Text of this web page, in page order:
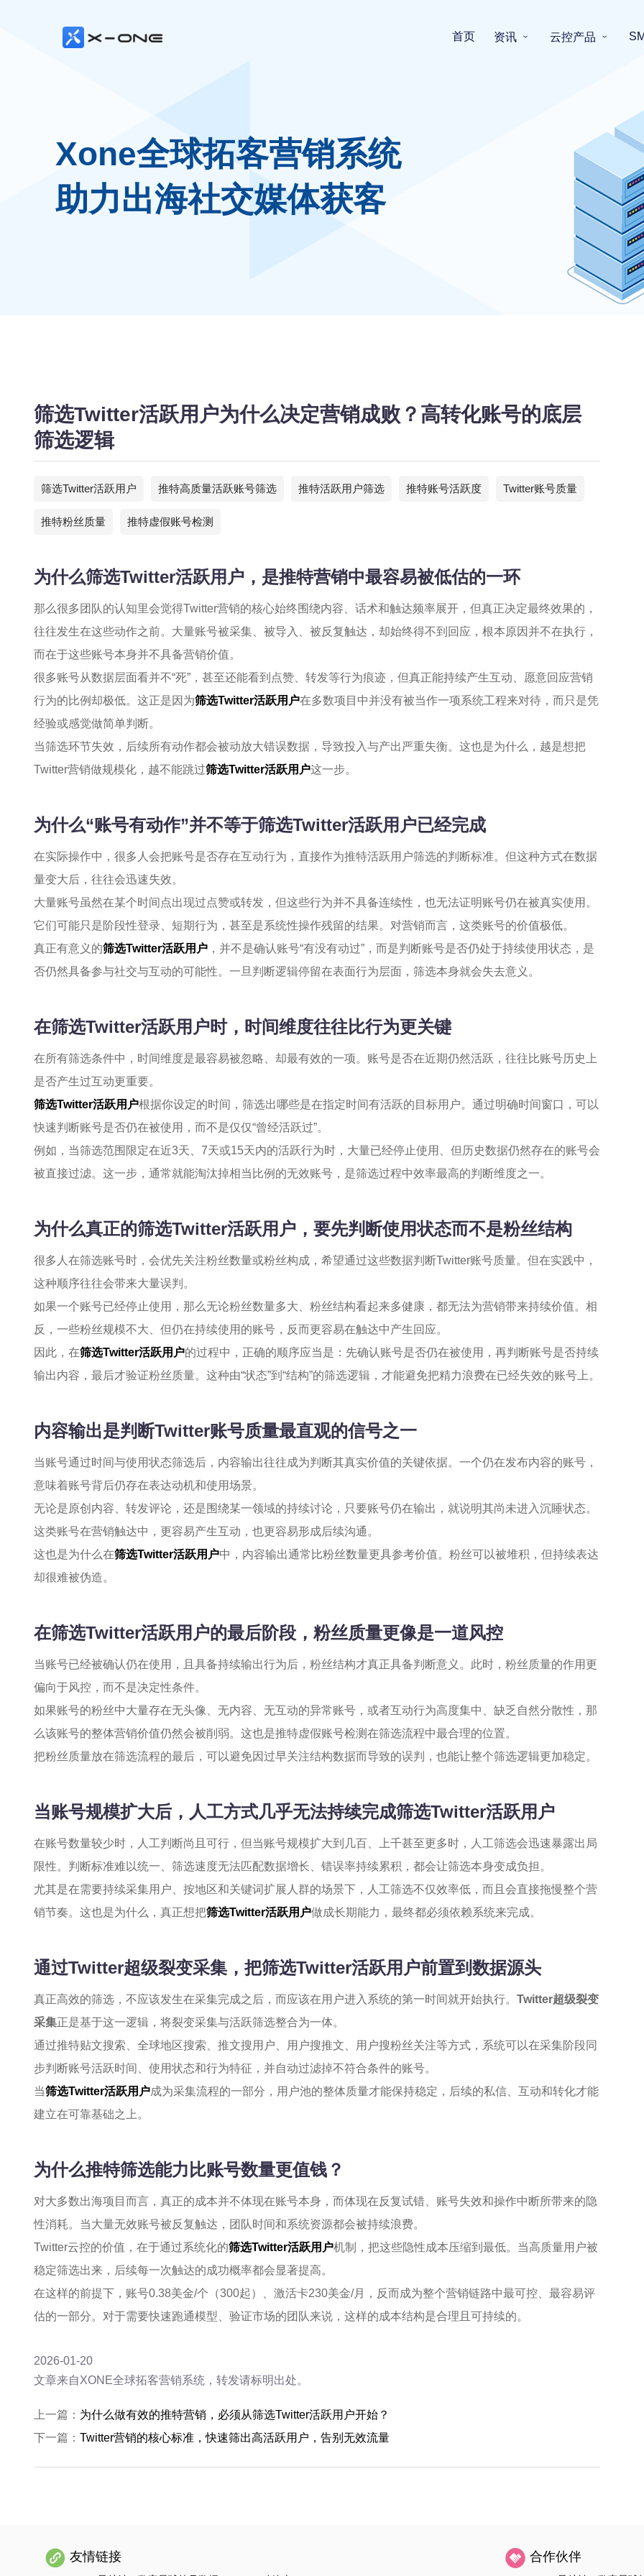
首页 资讯 云控产品
Xone全球拓客营销系统
助力出海社交媒体获客
筛选Twitter活跃用户为什么决定营销成败？高转化账号的底层
筛选逻辑
筛选Twitter活跃用户 推特高质量活跃账号筛选 推特活跃用户筛选 推特账号活跃度 Twitter账号质量
推特粉丝质量 推特虚假账号检测
为什么筛选Twitter活跃用户，是推特营销中最容易被低估的一环
那么很多团队的认知里会觉得Twitter营销的核心始终围绕内容、话术和触达频率展开，但真正决定最终效果的，
往往发生在这些动作之前。大量账号被采集、被导入、被反复触达，却始终得不到回应，根本原因并不在执行，
而在于这些账号本身并不具备营销价值。
很多账号从数据层面看并不“死”，甚至还能看到点赞、转发等行为痕迹，但真正能持续产生互动、愿意回应营销
行为的比例却极低。这正是因为筛选Twitter活跃用户在多数项目中并没有被当作一项系统工程来对待，而只是凭
经验或感觉做简单判断。
当筛选环节失效，后续所有动作都会被动放大错误数据，导致投入与产出严重失衡。这也是为什么，越是想把
Twitter营销做规模化，越不能跳过筛选Twitter活跃用户这一步。
为什么“账号有动作”并不等于筛选Twitter活跃用户已经完成
在实际操作中，很多人会把账号是否存在互动行为，直接作为推特活跃用户筛选的判断标准。但这种方式在数据
量变大后，往往会迅速失效。
大量账号虽然在某个时间点出现过点赞或转发，但这些行为并不具备连续性，也无法证明账号仍在被真实使用。
它们可能只是阶段性登录、短期行为，甚至是系统性操作残留的结果。对营销而言，这类账号的价值极低。
真正有意义的筛选Twitter活跃用户 ，并不是确认账号“有没有动过”，而是判断账号是否仍处于持续使用状态，是
否仍然具备参与社交与互动的可能性。一旦判断逻辑停留在表面行为层面，筛选本身就会失去意义。
在筛选Twitter活跃用户时，时间维度往往比行为更关键
在所有筛选条件中，时间维度是最容易被忽略、却最有效的一项。账号是否在近期仍然活跃，往往比账号历史上
是否产生过互动更重要。
筛选Twitter活跃用户根据你设定的时间，筛选出哪些是在指定时间有活跃的目标用户。通过明确时间窗口，可以
快速判断账号是否仍在被使用，而不是仅仅“曾经活跃过”。
例如，当筛选范围限定在近3天、7天或15天内的活跃行为时，大量已经停止使用、但历史数据仍然存在的账号会
被直接过滤。这一步，通常就能淘汰掉相当比例的无效账号，是筛选过程中效率最高的判断维度之一。
为什么真正的筛选Twitter活跃用户，要先判断使用状态而不是粉丝结构
很多人在筛选账号时，会优先关注粉丝数量或粉丝构成，希望通过这些数据判断Twitter账号质量。但在实践中，
这种顺序往往会带来大量误判。
如果一个账号已经停止使用，那么无论粉丝数量多大、粉丝结构看起来多健康，都无法为营销带来持续价值。相
反，一些粉丝规模不大、但仍在持续使用的账号，反而更容易在触达中产生回应。
因此，在筛选Twitter活跃用户的过程中，正确的顺序应当是：先确认账号是否仍在被使用，再判断账号是否持续
输出内容，最后才验证粉丝质量。这种由“状态”到“结构”的筛选逻辑，才能避免把精力浪费在已经失效的账号上。
内容输出是判断Twitter账号质量最直观的信号之一
当账号通过时间与使用状态筛选后，内容输出往往成为判断其真实价值的关键依据。一个仍在发布内容的账号，
意味着账号背后仍存在表达动机和使用场景。
无论是原创内容、转发评论，还是围绕某一领域的持续讨论，只要账号仍在输出，就说明其尚未进入沉睡状态。
这类账号在营销触达中，更容易产生互动，也更容易形成后续沟通。
这也是为什么在筛选Twitter活跃用户中，内容输出通常比粉丝数量更具参考价值。粉丝可以被堆积，但持续表达
却很难被伪造。
在筛选Twitter活跃用户的最后阶段，粉丝质量更像是一道风控
当账号已经被确认仍在使用，且具备持续输出行为后，粉丝结构才真正具备判断意义。此时，粉丝质量的作用更
偏向于风控，而不是决定性条件。
如果账号的粉丝中大量存在无头像、无内容、无互动的异常账号，或者互动行为高度集中、缺乏自然分散性，那
么该账号的整体营销价值仍然会被削弱。这也是推特虚假账号检测在筛选流程中最合理的位置。
把粉丝质量放在筛选流程的最后，可以避免因过早关注结构数据而导致的误判，也能让整个筛选逻辑更加稳定。
当账号规模扩大后，人工方式几乎无法持续完成筛选Twitter活跃用户
在账号数量较少时，人工判断尚且可行，但当账号规模扩大到几百、上千甚至更多时，人工筛选会迅速暴露出局
限性。判断标准难以统一、筛选速度无法匹配数据增长、错误率持续累积，都会让筛选本身变成负担。
尤其是在需要持续采集用户、按地区和关键词扩展人群的场景下，人工筛选不仅效率低，而且会直接拖慢整个营
销节奏。这也是为什么，真正想把筛选Twitter活跃用户做成长期能力，最终都必须依赖系统来完成。
通过Twitter超级裂变采集，把筛选Twitter活跃用户前置到数据源头
真正高效的筛选，不应该发生在采集完成之后，而应该在用户进入系统的第一时间就开始执行。 Twitter超级裂变
采集正是基于这一逻辑，将裂变采集与活跃筛选整合为一体。
通过推特贴文搜索、全球地区搜索、推文搜用户、用户搜推文、用户搜粉丝关注等方式，系统可以在采集阶段同
步判断账号活跃时间、使用状态和行为特征，并自动过滤掉不符合条件的账号。
当筛选Twitter活跃用户成为采集流程的一部分，用户池的整体质量才能保持稳定，后续的私信、互动和转化才能
建立在可靠基础之上。
为什么推特筛选能力比账号数量更值钱？
对大多数出海项目而言，真正的成本并不体现在账号本身，而体现在反复试错、账号失效和操作中断所带来的隐
性消耗。当大量无效账号被反复触达，团队时间和系统资源都会被持续浪费。
Twitter云控的价值，在于通过系统化的筛选Twitter活跃用户机制，把这些隐性成本压缩到最低。当高质量用户被
稳定筛选出来，后续每一次触达的成功概率都会显著提高。
在这样的前提下，账号0.38美金/个（300起）、激活卡230美金/月，反而成为整个营销链路中最可控、最容易评
估的一部分。对于需要快速跑通模型、验证市场的团队来说，这样的成本结构是合理且可持续的。
2026-01-20
文章来自XONE全球拓客营销系统，转发请标明出处。
上一篇： 为什么做有效的推特营销，必须从筛选Twitter活跃用户开始？
下一篇： Twitter营销的核心标准，快速筛出高活跃用户，告别无效流量
友情链接 合作伙伴